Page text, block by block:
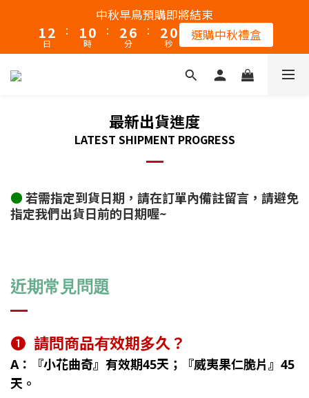
中秋早鳥預購即將結束
1
0
2
1
日
:
1
0
0
時
:
3
2
1
7
6
5
1
0
分
:
3
2
1
1
0
秒
選購中秋禮盒
最新出貨進度
LATEST SHIPMENT PROGRESS
●若需指定到貨日期，請在訂單內備註留言，請避免
指定我們出貨日前的日期喔~
近期常見問題
❶ 請問商品有效期多久？
A：『小花曲奇』有效期45天；『威夷果仁脆片』45
天。